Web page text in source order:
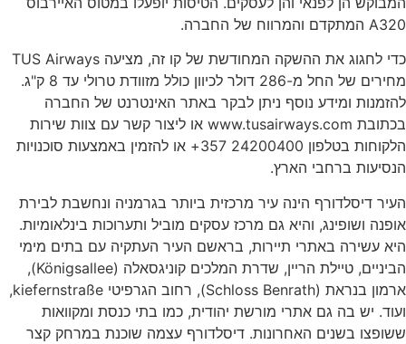
A320 המתקדם והמרווח של החברה.
כדי לחגוג את ההשקה המחודשת של קו זה, מציעה TUS Airways
מחירים של החל מ-286 דולר לכיוון כולל מזוודת טרולי עד 8 ק"ג.
להזמנות ומידע נוסף ניתן לבקר באתר האינטרנט של החברה
בכתובת www.tusairways.com או ליצור קשר עם צוות שירות
הלקוחות בטלפון 24200400 357+ או להזמין באמצעות סוכנויות
הנסיעות ברחבי הארץ.
העיר דיסלדורף הינה עיר מרכזית ביותר בגרמניה ונחשבת לבירת
אופנה ושופינג, והיא גם מרכז עסקים מוביל ותערוכות בינלאומיות.
היא עשירה באתרי תיירות, בראשם העיר העתקיה עם בתים מימי
הביניים, טיילת הריין, שדרת המלכים קוניגסאלה (Königsallee),
ארמון בנראת (Schloss Benrath), רחוב הגרפיטי kiefernstraße,
ועוד. יש בה גם אתרי מורשת יהודית, כמו בתי כנסת ומקוואות
ששופצו בשנים האחרונות. דיסלדורף עצמה שוכנת במרחק קצר